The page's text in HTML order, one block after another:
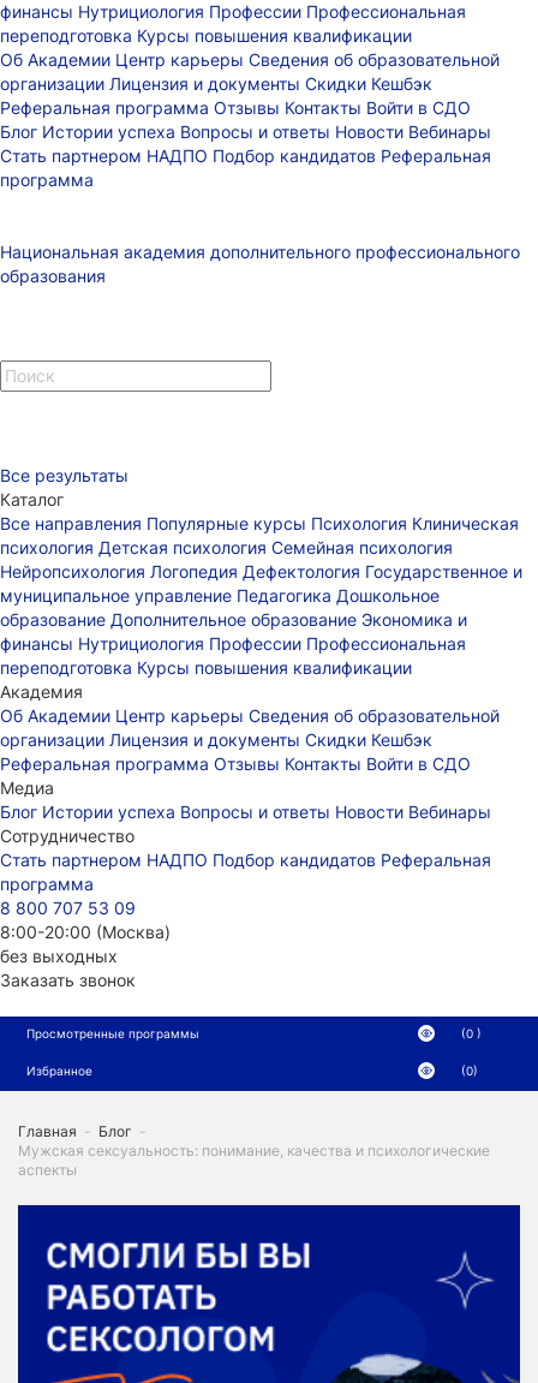
финансы Нутрициология Профессии Профессиональная
переподготовка Курсы повышения квалификации
Об Академии Центр карьеры Сведения об образовательной
организации Лицензия и документы Скидки Кешбэк
Реферальная программа Отзывы Контакты Войти в СДО
Блог Истории успеха Вопросы и ответы Новости Вебинары
Стать партнером НАДПО Подбор кандидатов Реферальная
программа
Национальная академия дополнительного профессионального
образования
Все результаты
Каталог
Все направления Популярные курсы Психология Клиническая
психология Детская психология Семейная психология
Нейропсихология Логопедия Дефектология Государственное и
муниципальное управление Педагогика Дошкольное
образование Дополнительное образование Экономика и
финансы Нутрициология Профессии Профессиональная
переподготовка Курсы повышения квалификации
Академия
Об Академии Центр карьеры Сведения об образовательной
организации Лицензия и документы Скидки Кешбэк
Реферальная программа Отзывы Контакты Войти в СДО
Медиа
Блог Истории успеха Вопросы и ответы Новости Вебинары
Сотрудничество
Стать партнером НАДПО Подбор кандидатов Реферальная
программа
8 800 707 53 09
8:00-20:00 (Москва)
без выходных
Заказать звонок
Просмотренные программы (0 )
Избранное (0)
Главная - Блог -
Мужская сексуальность: понимание, качества и психологические
аспекты